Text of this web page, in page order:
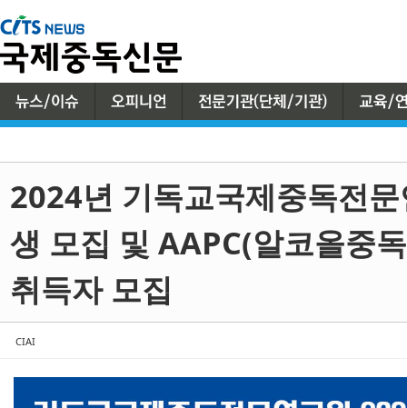
2024년 기독교국제중독전
생 모집 및 AAPC(알코올중
취득자 모집
CIAI